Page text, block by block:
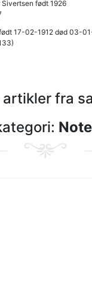
født 1926
17-02-1912 død 03-
artikler fra